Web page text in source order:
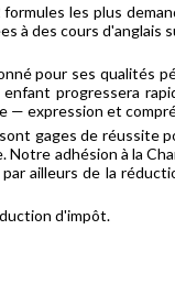
les plus
à des cours
pour ses qualités
progressera
— expression et
gages de réussite
Notre adhésion à la
ailleurs de la
d'impôt.